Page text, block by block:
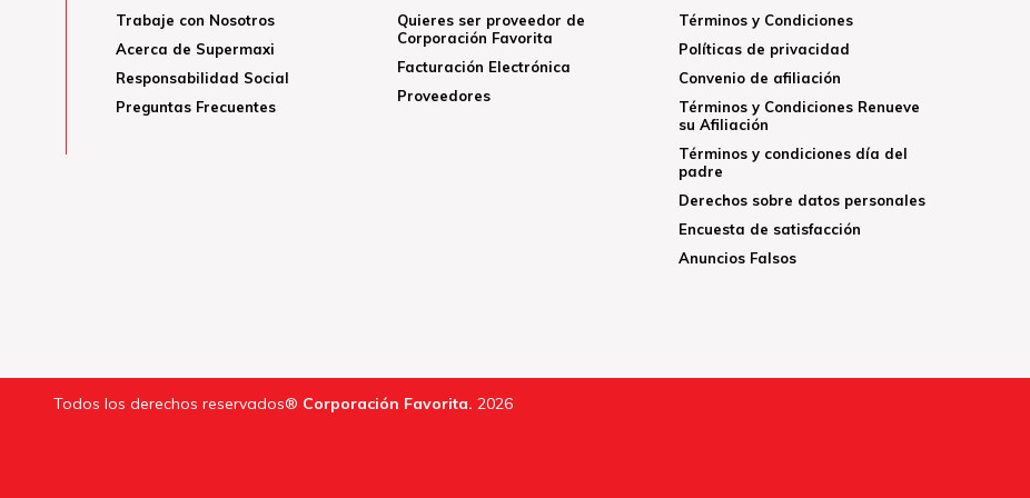
Trabaje con Nosotros
Acerca de Supermaxi
Responsabilidad Social
Preguntas Frecuentes
Quieres ser proveedor de
Corporación Favorita
Facturación Electrónica
Proveedores
Términos y Condiciones
Políticas de privacidad
Convenio de afiliación
Términos y Condiciones Renueve
su Afiliación
Términos y condiciones día del
padre
Derechos sobre datos personales
Encuesta de satisfacción
Anuncios Falsos
Todos los derechos reservados® Corporación Favorita. 2026